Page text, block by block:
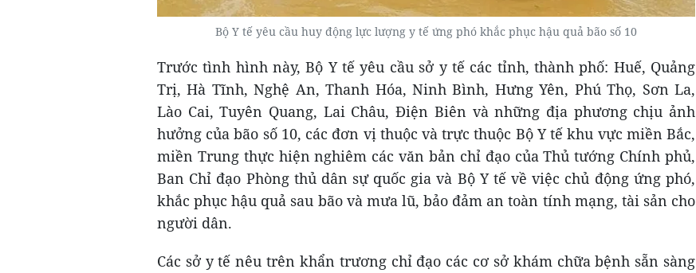
Bộ Y tế yêu cầu huy động lực lượng y tế ứng phó khắc phục hậu quả bão số 10
Trước tình hình này, Bộ Y tế yêu cầu sở y tế các tỉnh, thành phố: Huế, Quảng
Trị, Hà Tĩnh, Nghệ An, Thanh Hóa, Ninh Bình, Hưng Yên, Phú Thọ, Sơn La,
Lào Cai, Tuyên Quang, Lai Châu, Điện Biên và những địa phương chịu ảnh
hưởng của bão số 10, các đơn vị thuộc và trực thuộc Bộ Y tế khu vực miền Bắc,
miền Trung thực hiện nghiêm các văn bản chỉ đạo của Thủ tướng Chính phủ,
Ban Chỉ đạo Phòng thủ dân sự quốc gia và Bộ Y tế về việc chủ động ứng phó,
khắc phục hậu quả sau bão và mưa lũ, bảo đảm an toàn tính mạng, tài sản cho
người dân.
Các sở y tế nêu trên khẩn trương chỉ đạo các cơ sở khám chữa bệnh sẵn sàng